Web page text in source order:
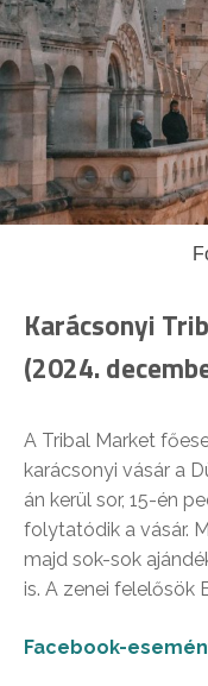
Karácsonyi
(2024.
A Tribal Market
karácsonyi vásár a
án kerül sor, 15-én
folytatódik a vásár.
majd sok-sok
is. A zenei felelősök
Facebook-